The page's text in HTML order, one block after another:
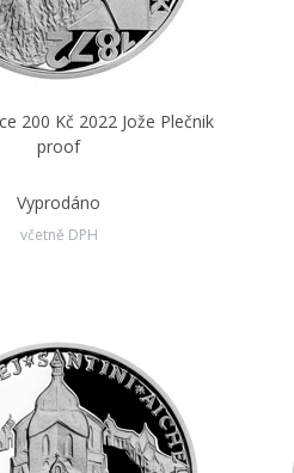
200 Kč 2022 Jože Plečnik
proof
Vyprodáno
včetně DPH